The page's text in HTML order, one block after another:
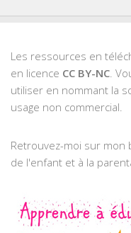
Les ressources en
en licence CC BY-NC .
utiliser en nommant la
usage non commercial.
Retrouvez-moi sur mon
de l'enfant et à la